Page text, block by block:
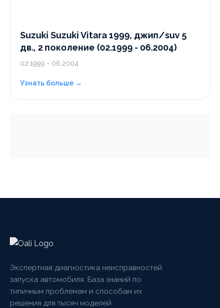
Suzuki Suzuki Vitara 1999, джип/suv 5
дв., 2 поколение (02.1999 - 06.2004)
02.1999 - 06.2004
Узнать больше →
Экспертная диагностика неисправностей
запуска автомобиля. База знаний по
типичным проблемам и способам их
решения для тысяч моделей.